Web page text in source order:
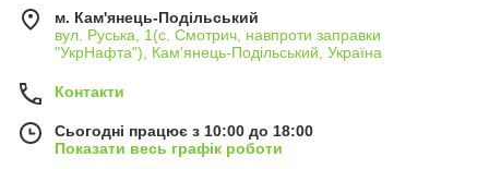
м. Кам'янець-Подільський
вул. Руська, 1(с. Смотрич, навпроти заправки
"УкрНафта"), Кам'янець-Подільський, Україна
Контакти
Сьогодні працює з 10:00 до 18:00
Показати весь графік роботи